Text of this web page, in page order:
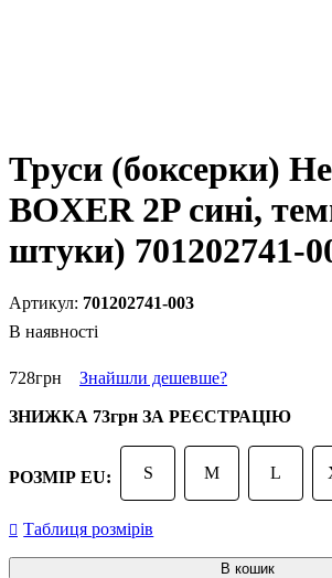
Труси (боксерки)
BOXER 2P сині,
штуки) 701202741-
701202741-003
В наявності
728грн Знайшли дешевше?
ЗНИЖКА 73грн ЗА РЕЄСТРАЦІЮ
РОЗМІР EU: S M L
Таблиця розмірів
В кошик